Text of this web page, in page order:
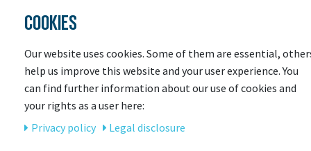
LAST
SEEN
COOKIES
Our website uses cookies. Some of them are essential,
help us improve this website and your user experience. You
can find further information about our use of cookies and
your rights as a user here:
Privacy policy
Legal disclosure